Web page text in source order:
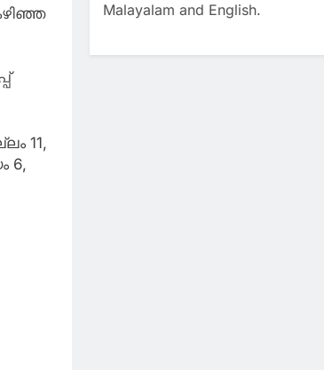
11,
6,
Malayalam and English.